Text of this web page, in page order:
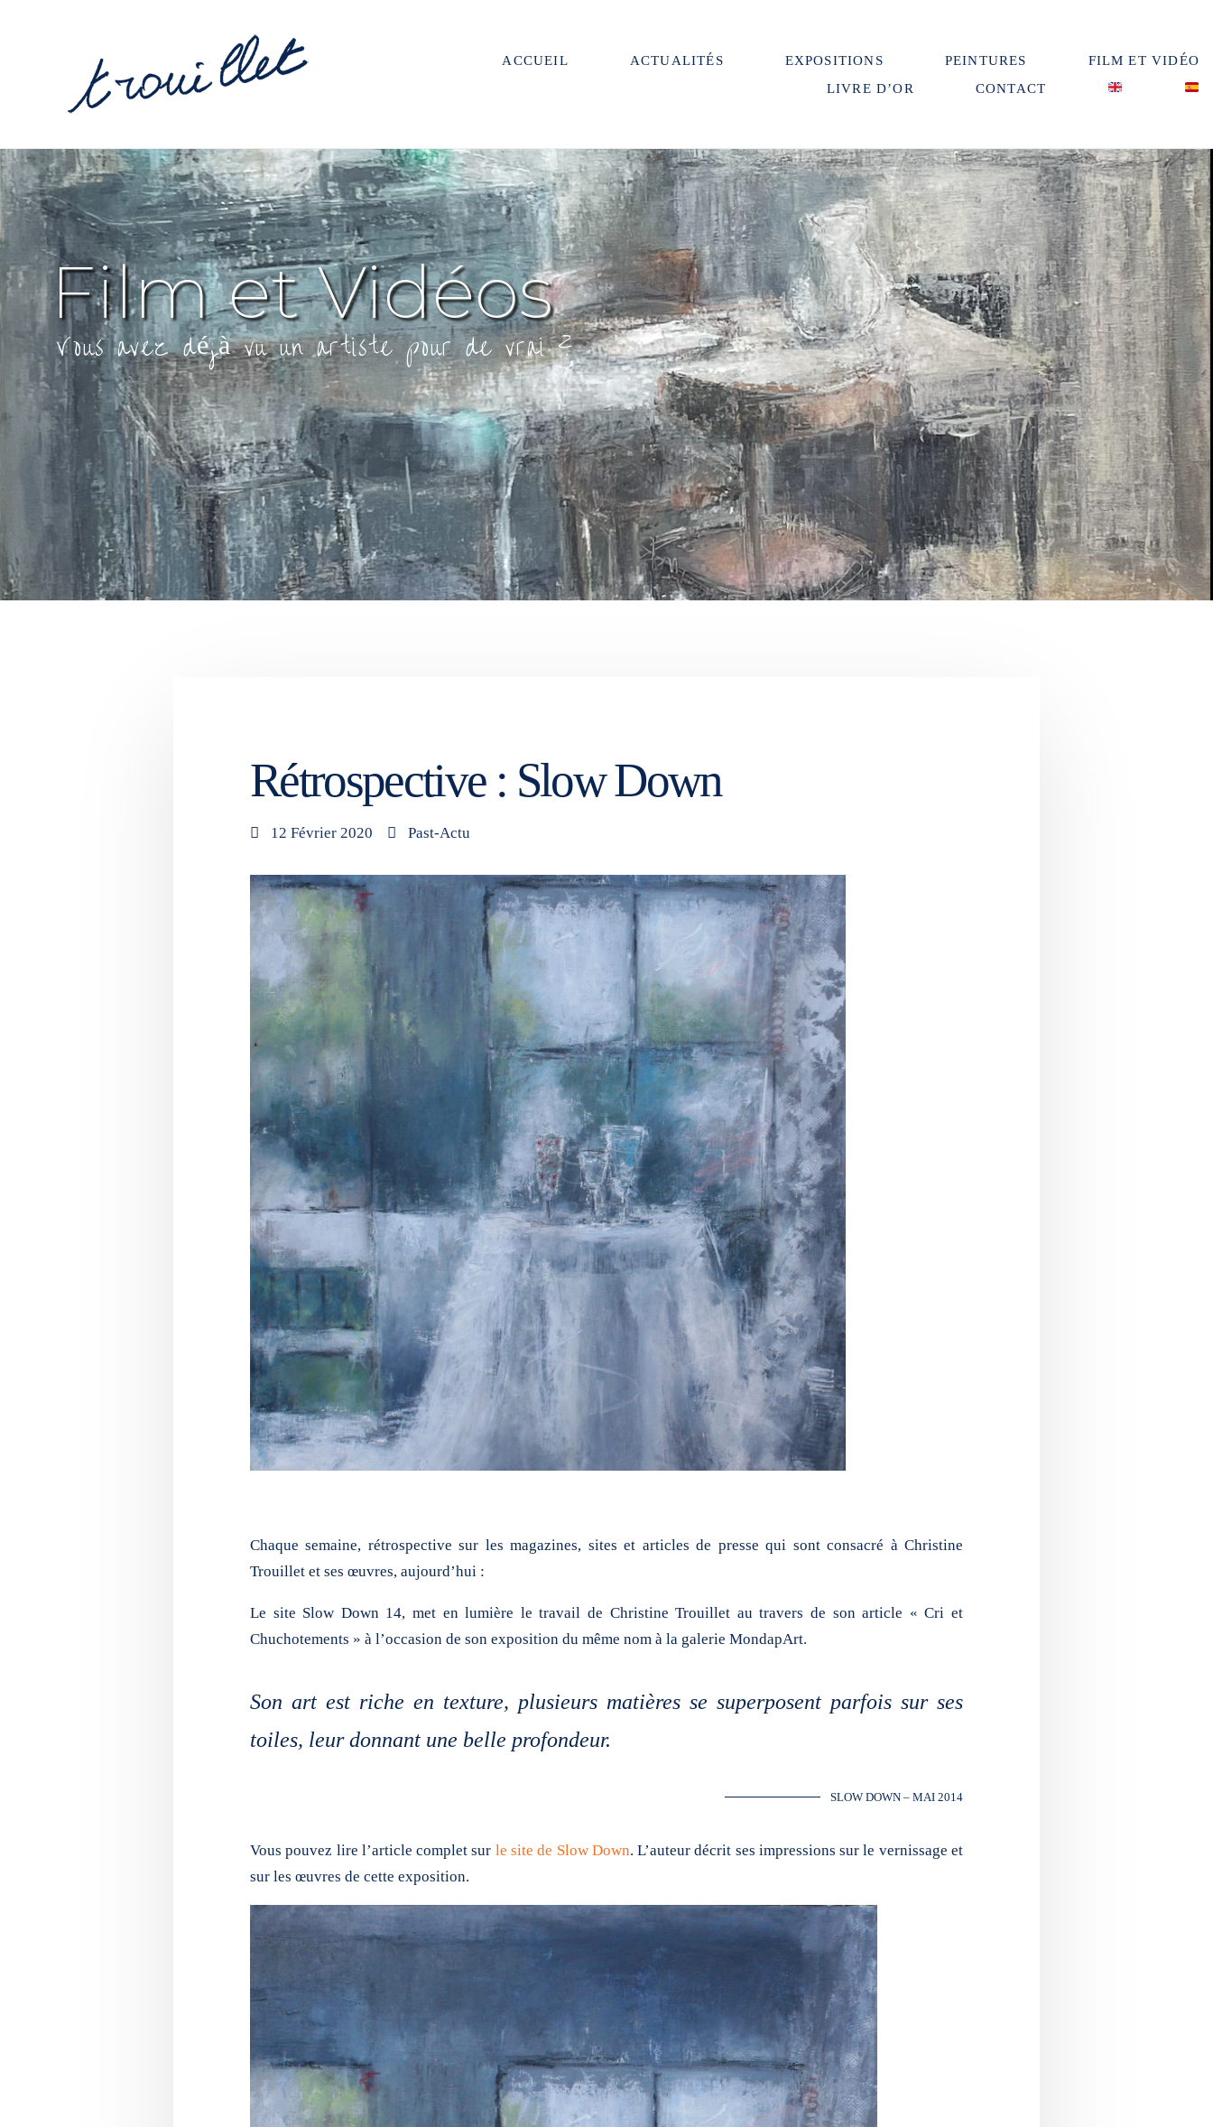
ACCUEIL ACTUALITÉS EXPOSITIONS PEINTURES
FILM ET VIDÉO
LIVRE D’OR
CONTACT
Rétrospective : Slow Down
12 Février 2020 Past-Actu
Chaque semaine, rétrospective sur les magazines, sites et articles de presse qui sont consacré à Christine
Trouillet et ses œuvres, aujourd’hui :
Le site Slow Down 14, met en lumière le travail de Christine Trouillet au travers de son article « Cri et
Chuchotements » à l’occasion de son exposition du même nom à la galerie MondapArt.
Son art est riche en texture, plusieurs matières se superposent parfois sur ses
toiles, leur donnant une belle profondeur.
SLOW DOWN – MAI 2014
Vous pouvez lire l’article complet sur le site de Slow Down. L’auteur décrit ses impressions sur le vernissage et
sur les œuvres de cette exposition.